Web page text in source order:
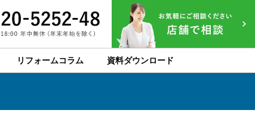
リフォームコラム 資料ダウンロード